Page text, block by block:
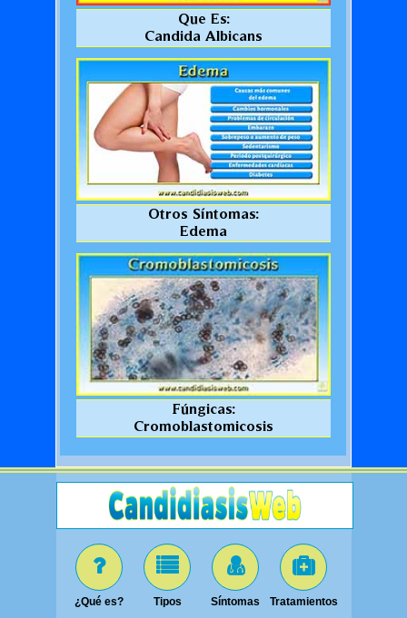
Que Es:
Candida Albicans
Otros Síntomas:
Edema
Fúngicas:
Cromoblastomicosis
¿Qué es? Tipos Síntomas Tratamientos